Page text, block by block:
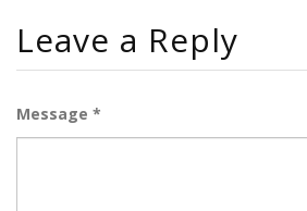
Leave a Reply
Message *